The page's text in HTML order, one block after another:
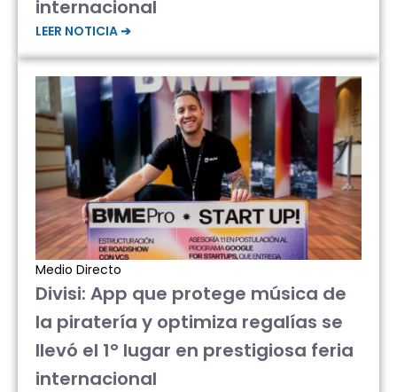
internacional
LEER NOTICIA ➔
Medio Directo
Divisi: App que protege música de
la piratería y optimiza regalías se
llevó el 1° lugar en prestigiosa feria
internacional